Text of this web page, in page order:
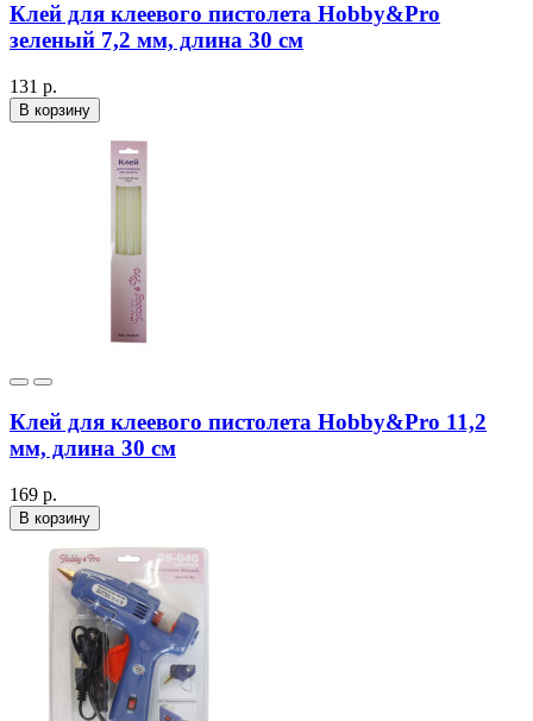
Клей для клеевого пистолета Hobby&Pro
зеленый 7,2 мм, длина 30 см
131 р.
В корзину
Клей для клеевого пистолета Hobby&Pro 11,2
мм, длина 30 см
169 р.
В корзину